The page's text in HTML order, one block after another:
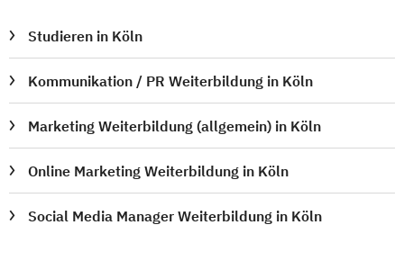
Studieren in Köln
Kommunikation / PR Weiterbildung in Köln
Marketing Weiterbildung (allgemein) in Köln
Online Marketing Weiterbildung in Köln
Social Media Manager Weiterbildung in Köln